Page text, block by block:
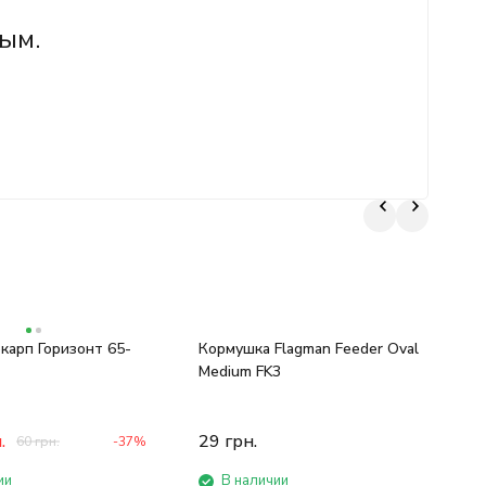
Горизонт 65-
60грн. -37%
Кормушка Flagman Feeder Oval
Medium FK3
29 грн.
В наличии